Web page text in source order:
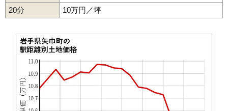
20分
10万円／坪